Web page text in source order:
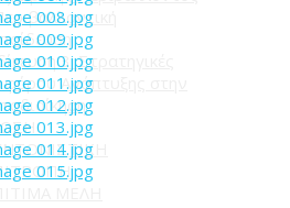
3: Στρατηγικές
Ανάπτυξης στην